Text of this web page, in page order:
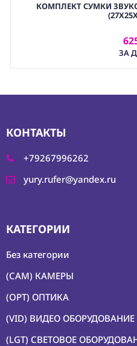
8-1.
,
,
8. ХРАНЕНИЕ
,
(BAG)
КОМПЛЕКТ СУМКИ
ЗА
КОНТАКТЫ
+79267996262
yury.rufer@yandex.ru
КАТЕГОРИИ
Без категории
(CAM) КАМЕРЫ
(OPT) ОПТИКА
(VID) ВИДЕО ОБОРУДОВАНИЕ
(LGT) СВЕТОВОЕ